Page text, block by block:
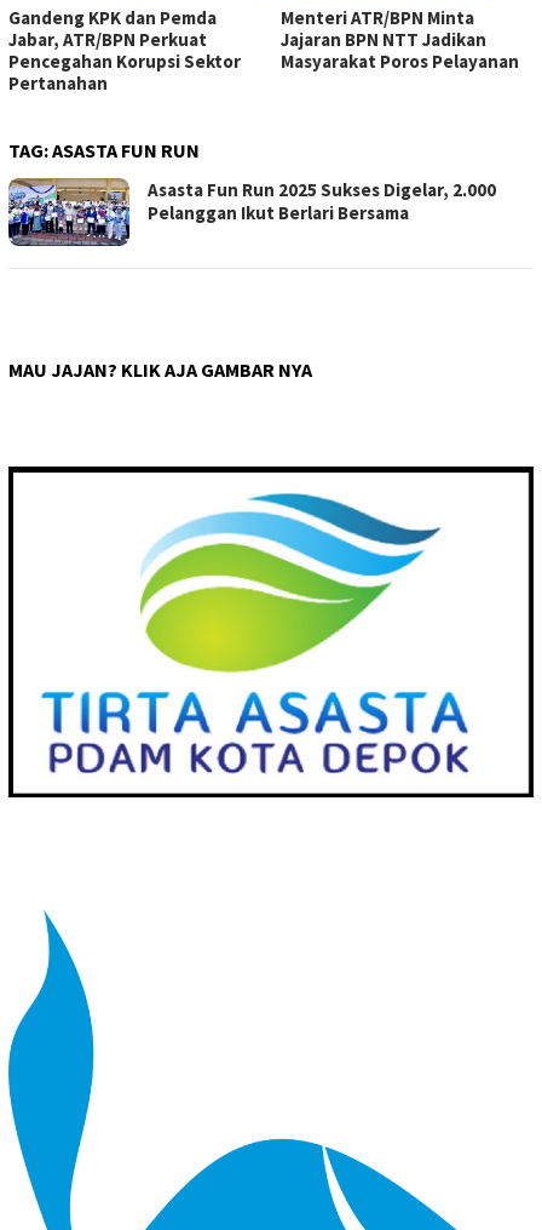
Gandeng KPK dan Pemda
Jabar, ATR/BPN Perkuat
Pencegahan Korupsi Sektor
Pertanahan
Menteri ATR/BPN Minta
Jajaran BPN NTT Jadikan
Masyarakat Poros Pelayanan
TAG:ASASTA FUN RUN
Asasta Fun Run 2025 Sukses Digelar, 2.000
Pelanggan Ikut Berlari Bersama
MAU JAJAN? KLIK AJA GAMBAR NYA